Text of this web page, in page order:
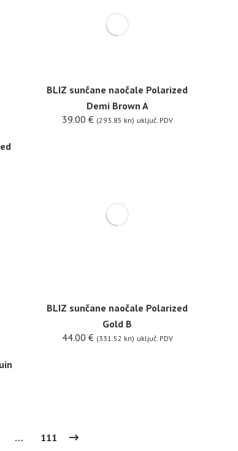
BLIZ sunčane naočale Polarized
Demi Brown A
39.00 € (293.85 kn) uključ. PDV
BLIZ sunčane naočale Polarized
Gold B
44.00 € (331.52 kn) uključ. PDV
… 111